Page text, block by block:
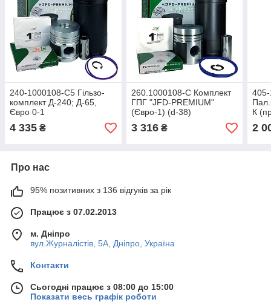
240-1000108-С5 Гільзо-
комплект Д-240; Д-65,
Євро 0-1
(ДП+Кільця(5к)+Палець+УК+стоп.к)
П/К
4 335 ₴
260.1000108-С Комплект
ГПГ "JFD-PREMIUM"
(Євро-1) (d-38)
(г+п+к+ст.к+дощ.к)
3 316₴
К
2
Про нас
95% позитивних з 136 відгуків за рік
Працює з 07.02.2013
м. Дніпро
вул.Журналістів, 5А, Дніпро, Україна
Контакти
Сьогодні працює з 08:00 до 15:00
Показати весь графік роботи